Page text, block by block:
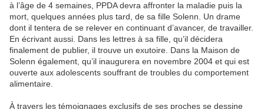
à l’âge de 4 semaines, PPDA devra affronter la maladie puis la
mort, quelques années plus tard, de sa fille Solenn. Un drame
dont il tentera de se relever en continuant d’avancer, de travailler.
En écrivant aussi. Dans les lettres à sa fille, qu’il décidera
finalement de publier, il trouve un exutoire. Dans la Maison de
Solenn également, qu’il inaugurera en novembre 2004 et qui est
ouverte aux adolescents souffrant de troubles du comportement
alimentaire.
À travers les témoignages exclusifs de ses proches se dessine